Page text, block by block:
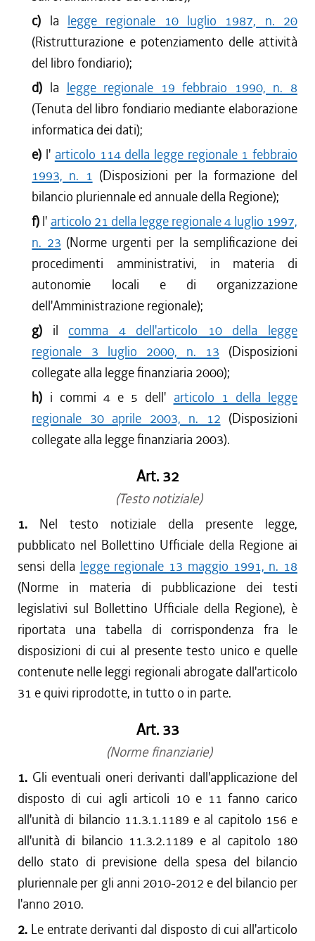
c) la legge regionale 10 luglio 1987, n. 20
(Ristrutturazione e potenziamento delle attività
del libro fondiario);
d) la legge regionale 19 febbraio 1990, n. 8
(Tenuta del libro fondiario mediante elaborazione
informatica dei dati);
e) l' articolo 114 della legge regionale 1 febbraio
1993, n. 1 (Disposizioni per la formazione del
bilancio pluriennale ed annuale della Regione);
f) l' articolo 21 della legge regionale 4 luglio 1997,
n. 23 (Norme urgenti per la semplificazione dei
procedimenti amministrativi, in materia di
autonomie locali e di organizzazione
dell'Amministrazione regionale);
g) il comma 4 dell'articolo 10 della legge
regionale 3 luglio 2000, n. 13 (Disposizioni
collegate alla legge finanziaria 2000);
h) i commi 4 e 5 dell' articolo 1 della legge
regionale 30 aprile 2003, n. 12 (Disposizioni
collegate alla legge finanziaria 2003).
Art. 32
(Testo notiziale)
1. Nel testo notiziale della presente legge,
pubblicato nel Bollettino Ufficiale della Regione ai
sensi della legge regionale 13 maggio 1991, n. 18
(Norme in materia di pubblicazione dei testi
legislativi sul Bollettino Ufficiale della Regione), è
riportata una tabella di corrispondenza fra le
disposizioni di cui al presente testo unico e quelle
contenute nelle leggi regionali abrogate dall'articolo
31 e quivi riprodotte, in tutto o in parte.
Art. 33
(Norme finanziarie)
1. Gli eventuali oneri derivanti dall'applicazione del
disposto di cui agli articoli 10 e 11 fanno carico
all'unità di bilancio 11.3.1.1189 e al capitolo 156 e
all'unità di bilancio 11.3.2.1189 e al capitolo 180
dello stato di previsione della spesa del bilancio
pluriennale per gli anni 2010-2012 e del bilancio per
l'anno 2010.
2. Le entrate derivanti dal disposto di cui all'articolo